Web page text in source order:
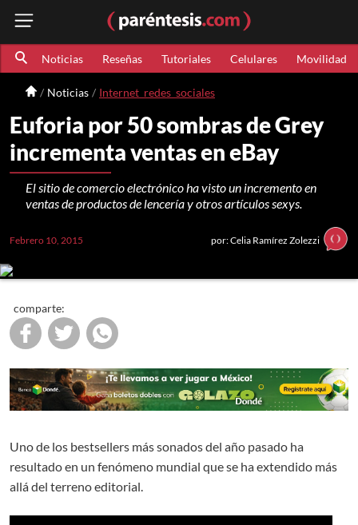
Noticias Reseñas Tutoriales Celulares Movilidad
Noticias Internet_redes_sociales
Euforia por 50 sombras de Grey
incrementa ventas en eBay
El sitio de comercio electrónico ha visto un incremento en
ventas de productos de lencería y otros artículos sexys.
Febrero 10, 2015 por: Celia Ramírez Zolezzi
comparte:
Uno de los bestsellers más sonados del año pasado ha
resultado en un fenómeno mundial que se ha extendido más
allá del terreno editorial.